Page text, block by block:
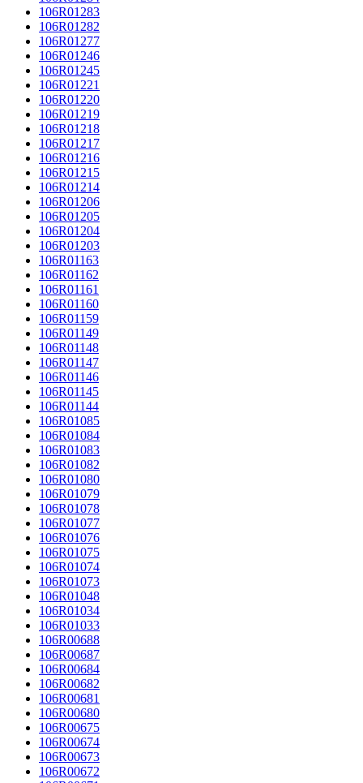
106R01283
106R01282
106R01277
106R01246
106R01245
106R01221
106R01220
106R01219
106R01218
106R01217
106R01216
106R01215
106R01214
106R01206
106R01205
106R01204
106R01203
106R01163
106R01162
106R01161
106R01160
106R01159
106R01149
106R01148
106R01147
106R01146
106R01145
106R01144
106R01085
106R01084
106R01083
106R01082
106R01080
106R01079
106R01078
106R01077
106R01076
106R01075
106R01074
106R01073
106R01048
106R01034
106R01033
106R00688
106R00687
106R00684
106R00682
106R00681
106R00680
106R00675
106R00674
106R00673
106R00672